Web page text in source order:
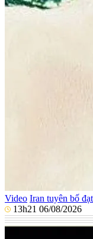
Video Iran tuyên bố
13h21 06/08/2026